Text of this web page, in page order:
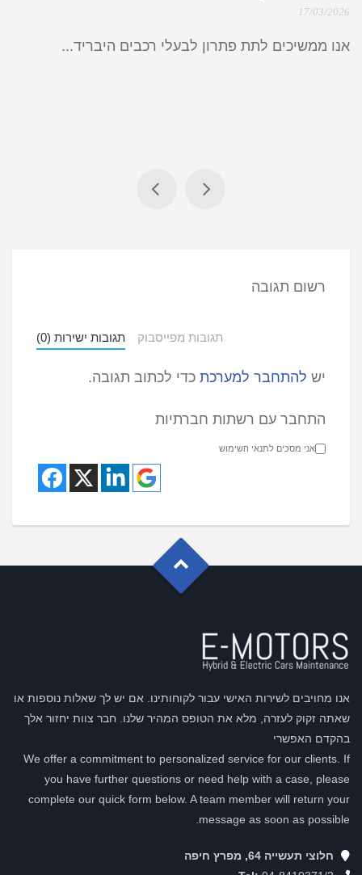
17/03/2026
אנו ממשיכים לתת פתרון לבעלי רכבים היבריד...
רשום תגובה
תגובות ישירות (0) תגובות מפייסבוק
יש להתחבר למערכת כדי לכתוב תגובה.
התחבר עם רשתות חברתיות
אני מסכים לתנאי השימוש
אנו מחויבים לשירות האישי עבור לקוחותינו. אם יש לך שאלות נוספות או
שאתה זקוק לעזרה, מלא את הטופס המהיר שלנו. חבר צוות יחזור אלך
בהקדם האפשרי
We offer a commitment to personalized service for our clients. If
you have further questions or need help with a case, please
complete our quick form below. A team member will return your
message as soon as possible.
חלוצי תעשייה 64, מפרץ חיפה
G
o
t
o
T
o
p